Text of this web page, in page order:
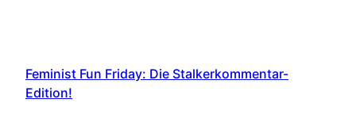
Feminist Fun Friday: Die Stalkerkommentar-
Edition!